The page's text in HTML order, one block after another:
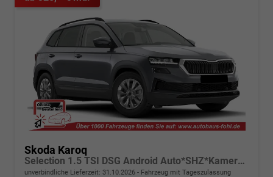
Skoda Karoq
Selection 1.5 TSI DSG Android Auto*SHZ*Kamera*Keyless*PDC v/h*Klimaauto*SUNSET*LED
unverbindliche Lieferzeit: 31.10.2026 Fahrzeug mit Tageszulassung